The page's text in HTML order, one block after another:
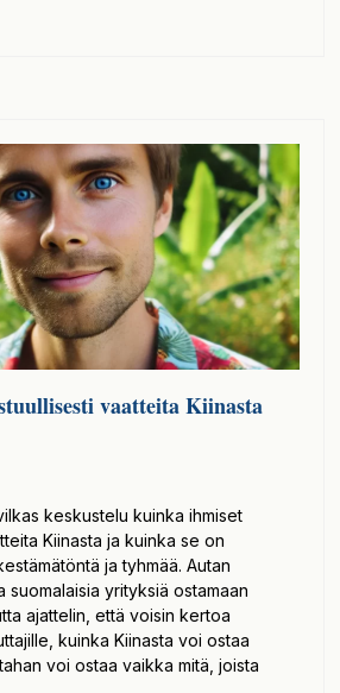
vaatteita Kiinasta
keskustelu kuinka ihmiset
Kiinasta ja kuinka se on
ja tyhmää. Autan
suomalaisia yrityksiä ostamaan
ajattelin, että voisin kertoa
kuinka Kiinasta voi ostaa
voi ostaa vaikka mitä, joista